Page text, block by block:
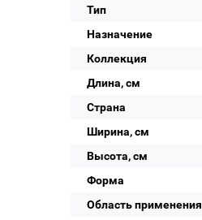
Тип
Назначение
Коллекция
Длина, см
Страна
Ширина, см
Высота, см
Форма
Область применения